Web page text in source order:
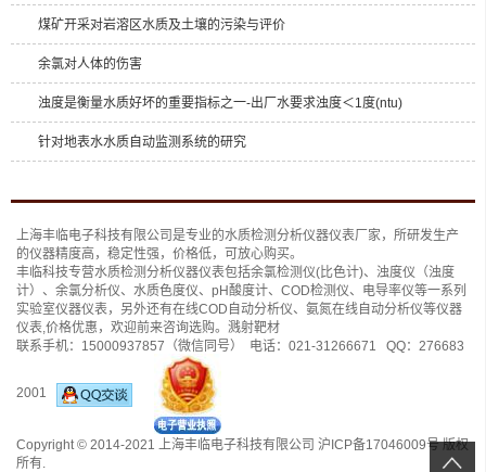
煤矿开采对岩溶区水质及土壤的污染与评价
余氯对人体的伤害
浊度是衡量水质好坏的重要指标之一-出厂水要求浊度＜1度(ntu)
针对地表水水质自动监测系统的研究
上海丰临电子科技有限公司是专业的水质检测分析仪器仪表厂家，所研发生产
的仪器精度高，稳定性强，价格低，可放心购买。
丰临科技专营水质检测分析仪器仪表包括余氯检测仪(比色计)、 浊度仪（浊度
计） 、 余氯分析仪、 水质色度仪、 pH酸度计、 COD检测仪、 电导率仪等一系列
实验室仪器仪表，另外还有在线COD自动分析仪、 氨氮在线自动分析仪等仪器
仪表,价格优惠，欢迎前来咨询选购。 溅射靶材
联系手机： 15000937857 （微信同号） 电话： 021-31266671 QQ： 276683
2001
Copyright © 2014-2021 上海丰临电子科技有限公司 沪ICP备17046009号版权
所有.